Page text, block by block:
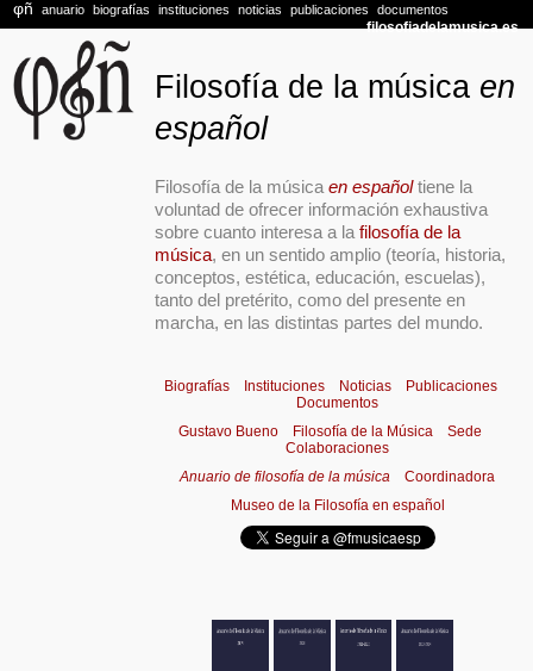
Filosofía de la música en
español
Filosofía de la música en españoltiene la
voluntad de ofrecer información exhaustiva
sobre cuanto interesa a la filosofía de la
música, en un sentido amplio (teoría, historia,
conceptos, estética, educación, escuelas),
tanto del pretérito, como del presente en
marcha, en las distintas partes del mundo.
Biografías Instituciones Noticias
Publicaciones
Documentos
Gustavo Bueno
Filosofía de la Música
Sede
Colaboraciones
Anuario de filosofía de la música
Coordinadora
Museo de la Filosofía en español